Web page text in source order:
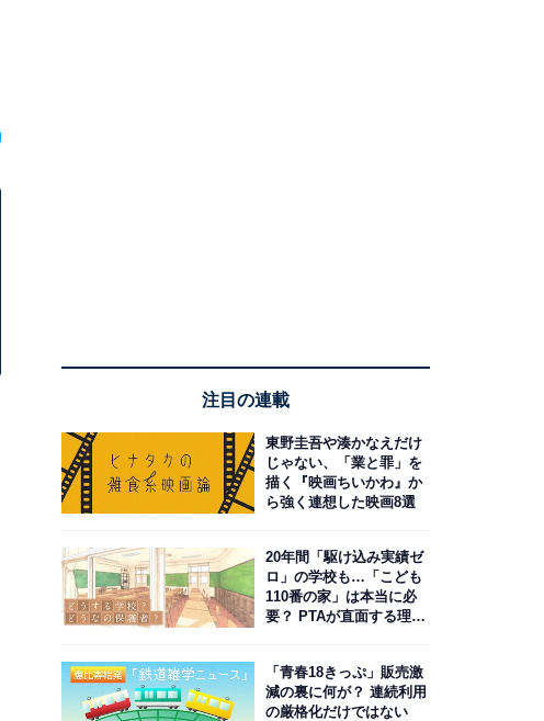
注目の連載
東野圭吾や湊かなえだけ
じゃない、「業と罪」を
描く『映画ちいかわ』か
ら強く連想した映画8選
20年間「駆け込み実績ゼ
ロ」の学校も…「こども
110番の家」は本当に必
要？ PTAが直面する理想
「青春18きっぷ」販売激
減の裏に何が？ 連続利用
の厳格化だけではない